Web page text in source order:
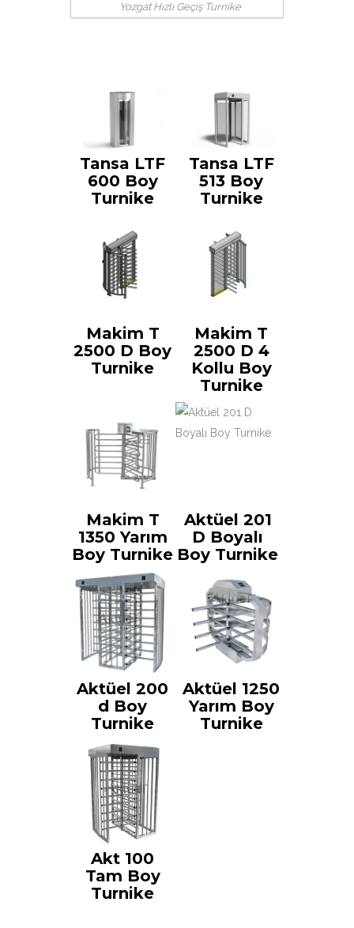
Yozgat Hızlı Geçiş Turnike
Tansa LTF
600 Boy
Turnike
Tansa LTF
513 Boy
Turnike
Makim T
2500 D Boy
Turnike
Makim T
2500 D 4
Kollu Boy
Turnike
Makim T
1350 Yarım
Boy Turnike
Aktüel 201
D Boyalı
Boy Turnike
Aktüel 200
d Boy
Turnike
Aktüel 1250
Yarım Boy
Turnike
Akt 100
Tam Boy
Turnike